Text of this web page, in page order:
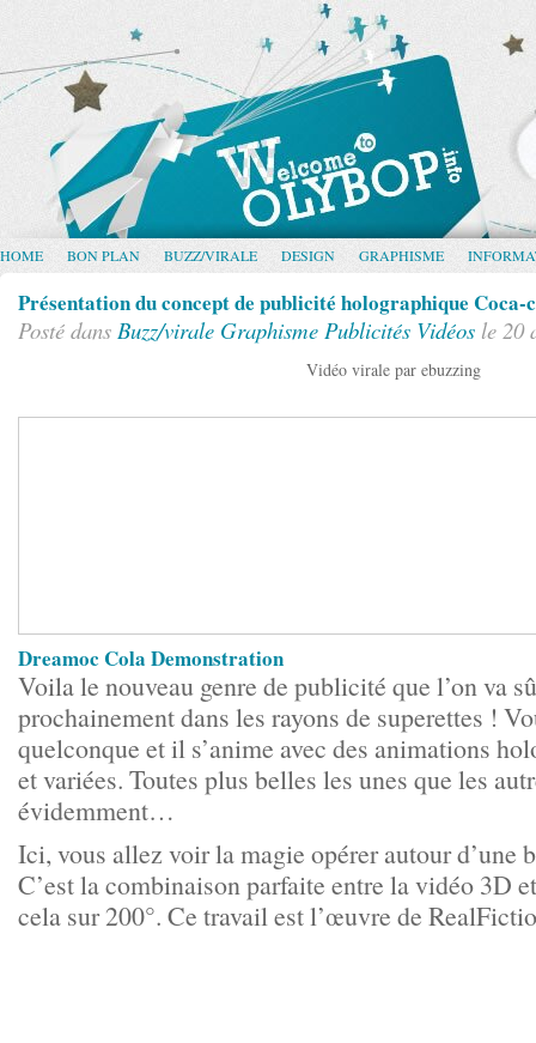
HOME BON PLAN BUZZ/VIRALE DESIGN GRAPHISME
Présentation du concept de publicité holographique Coca-
Posté dans Buzz/virale Graphisme Publicités Vidéos le 20
Vidéo virale par ebuzzing
Dreamoc Cola Demonstration
Voila le nouveau genre de publicité que l’on va
prochainement dans les rayons de superettes !
quelconque et il s’anime avec des animations
et variées. Toutes plus belles les unes que les
évidemment…
Ici, vous allez voir la magie opérer autour d’une
C’est la combinaison parfaite entre la vidéo 3D
cela sur 200°. Ce travail est l’œuvre de